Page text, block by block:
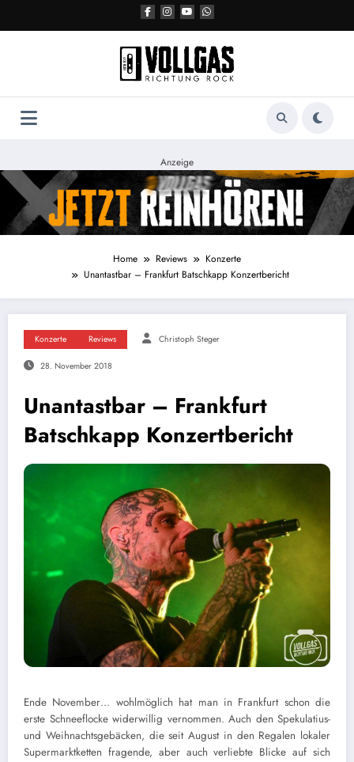
Anzeige
Home Reviews
Konzerte
Unantastbar – Frankfurt Batschkapp Konzertbericht
Konzerte Reviews Christoph Steger
28. November 2018
Unantastbar – Frankfurt
Batschkapp Konzertbericht
Ende November… wohlmöglich hat man in Frankfurt schon die
erste Schneeflocke widerwillig vernommen. Auch den Spekulatius-
und Weihnachtsgebäcken, die seit August in den Regalen lokaler
Supermarktketten fragende, aber auch verliebte Blicke auf sich